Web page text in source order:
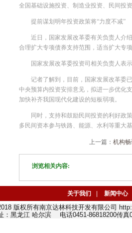
全国基础设施投资、制造业投资、民间投
提前谋划明年投资政策将“力度不减”
近日，国家发展改革委有关负责人介
合理扩大专项债券支持范围，适当扩大专
国家发展改革委投资司相关负责人表
记者了解到，目前，国家发展改革委
中央预算内投资安排意见，拟进一步优化
加快补齐我国现代化建设的短板弱项。
同时，支持和鼓励民间投资的利好政
多民间资本参与铁路、能源、水利等重大
上一篇： 机构
浏览相关内容:
关于我们 新闻中心
版权所有南京达林科技开发有限公司
：黑龙江 哈尔滨 电话0451-86818200传